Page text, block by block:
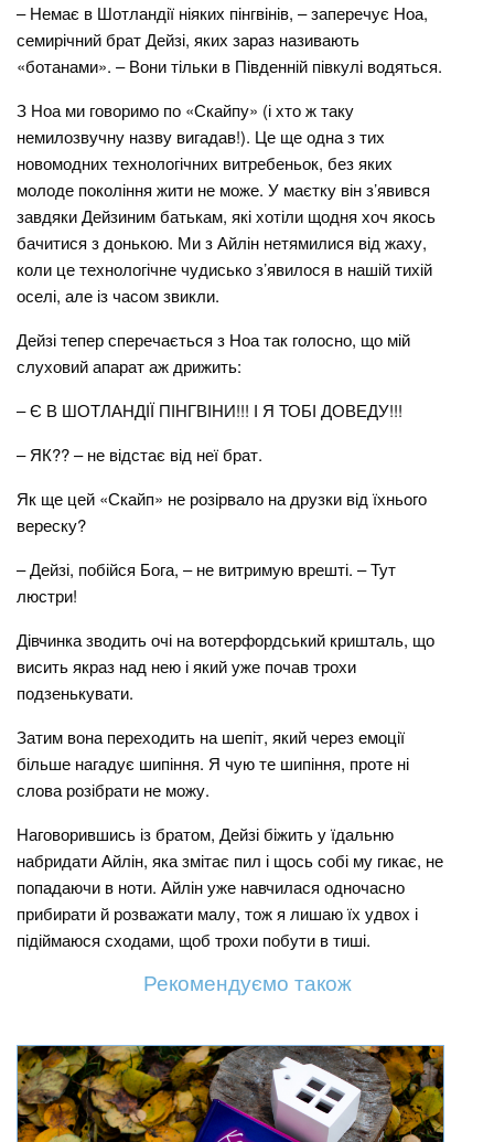
– Немає в Шотландії ніяких пінгвінів, – заперечує Ноа,
семирічний брат Дейзі, яких зараз називають
«ботанами». – Вони тільки в Південній півкулі водяться.
З Ноа ми говоримо по «Скайпу» (і хто ж таку
немилозвучну назву вигадав!). Це ще одна з тих
новомодних технологічних витребеньок, без яких
молоде покоління жити не може. У маєтку він з’явився
завдяки Дейзиним батькам, які хотіли щодня хоч якось
бачитися з донькою. Ми з Айлін нетямилися від жаху,
коли це технологічне чудисько з’явилося в нашій тихій
оселі, але із часом звикли.
Дейзі тепер сперечається з Ноа так голосно, що мій
слуховий апарат аж дрижить:
– Є В ШОТЛАНДІЇ ПІНГВІНИ!!! І Я ТОБІ ДОВЕДУ!!!
– ЯК?? – не відстає від неї брат.
Як ще цей «Скайп» не розірвало на друзки від їхнього
вереску?
– Дейзі, побійся Бога, – не витримую врешті. – Тут
люстри!
Дівчинка зводить очі на вотерфордський кришталь, що
висить якраз над нею і який уже почав трохи
подзенькувати.
Затим вона переходить на шепіт, який через емоції
більше нагадує шипіння. Я чую те шипіння, проте ні
слова розібрати не можу.
Наговорившись із братом, Дейзі біжить у їдальню
набридати Айлін, яка змітає пил і щось собі му гикає, не
попадаючи в ноти. Айлін уже навчилася одночасно
прибирати й розважати малу, тож я лишаю їх удвох і
підіймаюся сходами, щоб трохи побути в тиші.
Рекомендуємо також